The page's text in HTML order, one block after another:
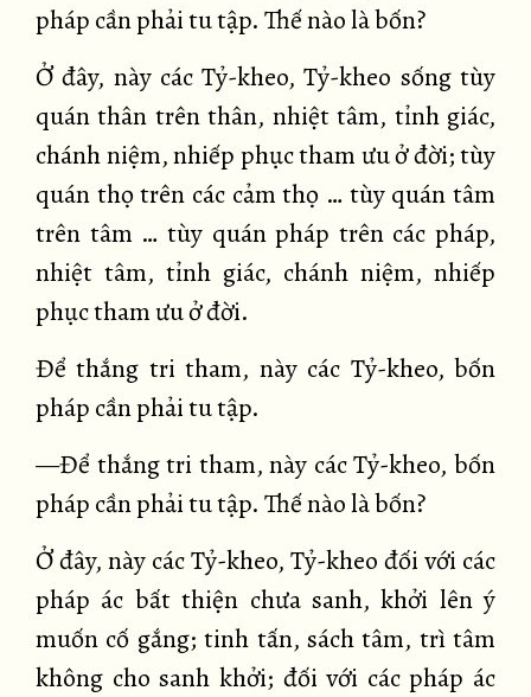
pháp cần phải tu tập. Thế nào là bốn?
Ở đây, này các Tỷ-kheo, Tỷ-kheo sống tùy
quán thân trên thân, nhiệt tâm, tỉnh giác,
chánh niệm, nhiếp phục tham ưu ở đời; tùy
quán thọ trên các cảm thọ … tùy quán tâm
trên tâm … tùy quán pháp trên các pháp,
nhiệt tâm, tỉnh giác, chánh niệm, nhiếp
phục tham ưu ở đời.
Để thắng tri tham, này các Tỷ-kheo, bốn
pháp cần phải tu tập.
—Để thắng tri tham, này các Tỷ-kheo, bốn
pháp cần phải tu tập. Thế nào là bốn?
Ở đây, này các Tỷ-kheo, Tỷ-kheo đối với các
pháp ác bất thiện chưa sanh, khởi lên ý
muốn cố gắng; tinh tấn, sách tâm, trì tâm
không cho sanh khởi; đối với các pháp ác